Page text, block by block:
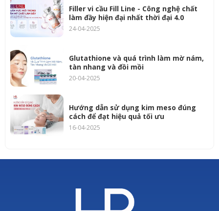
Filler vi cầu Fill Line - Công nghệ chất
làm đầy hiện đại nhất thời đại 4.0
24-04-2025
Glutathione và quá trình làm mờ nám,
tàn nhang và đồi mồi
20-04-2025
Hướng dẫn sử dụng kim meso đúng
cách để đạt hiệu quả tối ưu
16-04-2025